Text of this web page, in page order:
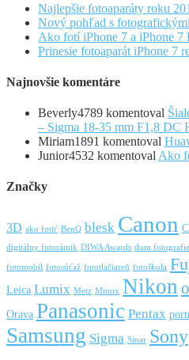
Najlepšie fotoaparáty roku
Nový pohľad s
Ako fotí iPhone 7 a iPhone 7
Prinesie fotoaparát iPhone 7
Najnovšie komentáre
Beverly4789 komentoval
– Sigma 18-35 mm F1,8 DC
Miriam1891 komentoval
Junior4532 komentoval Ako
Značky
3D ako fotiť BenQ blesk Canon
digitálny fotorámik DIWA Awards dom fotografie
fotomobil fotosúťaž fototlačiareň fotoškola
Leica Lumix Metz Minox Nikon
Orava Panasonic Pentax
Samsung Sigma Sinar Sony